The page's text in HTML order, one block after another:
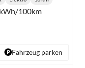
Kraftstoff:Kilometerstand:
100km
Fahrzeug parken